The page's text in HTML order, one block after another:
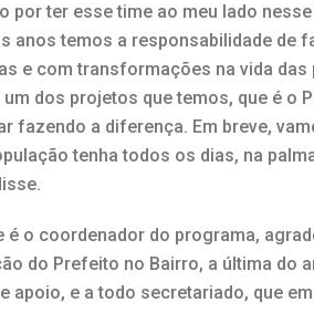
por ter esse time ao meu lado
anos temos a responsabilidade de
e com transformações na vida das
dos projetos que temos, que é o
fazendo a diferença. Em breve,
tenha todos os dias, na
é o coordenador do programa,
do Prefeito no Bairro, a última do
apoio, e a todo secretariado, que